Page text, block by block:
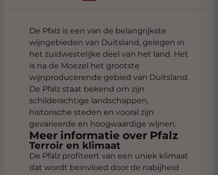
De Pfalz is een van de belangrijkste
wijngebieden van Duitsland, gelegen in
het zuidwestelijke deel van het land. Het
is na de Moezel het grootste
wijnproducerende gebied van Duitsland.
De Pfalz staat bekend om zijn
schilderachtige landschappen,
historische steden en vooral zijn
gevarieerde en hoogwaardige wijnen.
Meer informatie over Pfalz
Terroir en klimaat
De Pfalz profiteert van een uniek klimaat
dat wordt beïnvloed door de nabijheid